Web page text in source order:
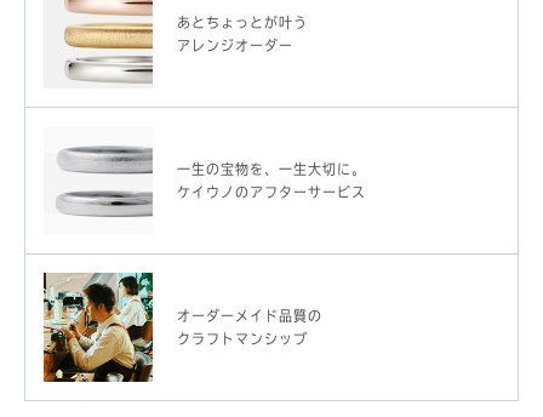
あとちょっとが叶う
アレンジオーダー
一生の宝物を、一生大切に。
ケイウノのアフターサービス
オーダーメイド品質の
クラフトマンシップ